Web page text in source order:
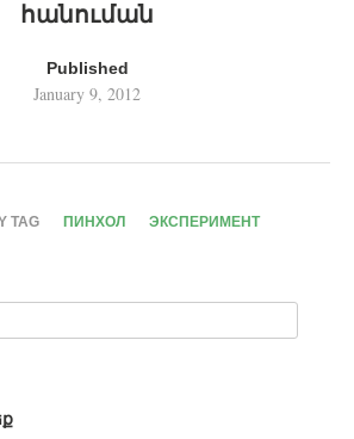
հանուման
Published
January 9, 2012
TAG ПИНХОЛ ЭКСПЕРИМЕНТ